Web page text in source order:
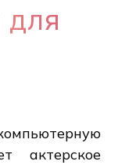
актерское